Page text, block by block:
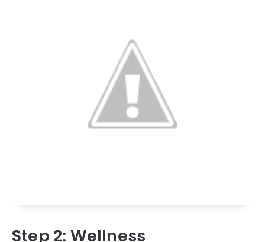
Step 2: Wellness